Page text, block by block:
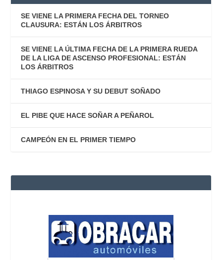
SE VIENE LA PRIMERA FECHA DEL TORNEO
CLAUSURA: ESTÁN LOS ÁRBITROS
SE VIENE LA ÚLTIMA FECHA DE LA PRIMERA RUEDA
DE LA LIGA DE ASCENSO PROFESIONAL: ESTÁN
LOS ÁRBITROS
THIAGO ESPINOSA Y SU DEBUT SOÑADO
EL PIBE QUE HACE SOÑAR A PEÑAROL
CAMPEÓN EN EL PRIMER TIEMPO